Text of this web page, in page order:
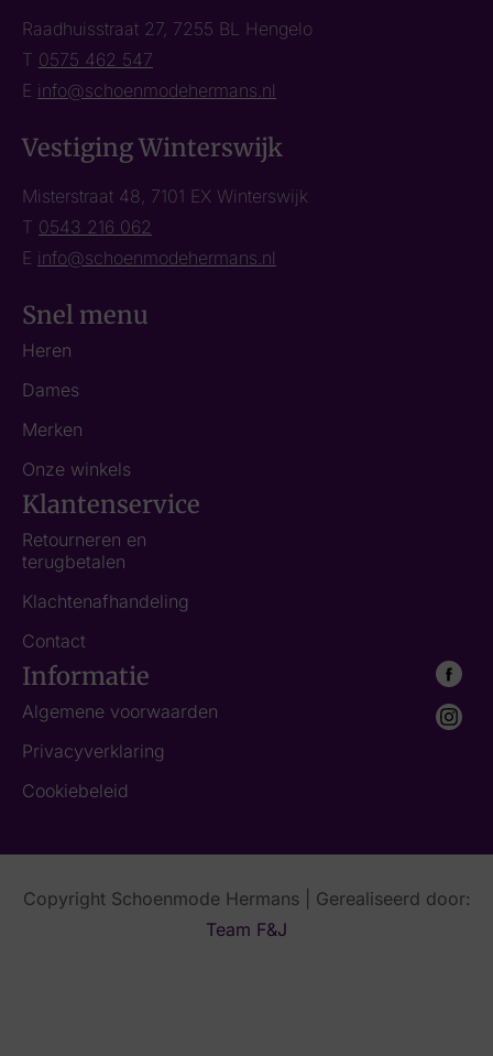
Raadhuisstraat 27, 7255 BL Hengelo
T 0575 462 547
E info@schoenmodehermans.nl
Vestiging Winterswijk
Misterstraat 48, 7101 EX Winterswijk
T 0543 216 062
E info@schoenmodehermans.nl
Snel menu
Heren
Dames
Merken
Onze winkels
Klantenservice
Retourneren en
terugbetalen
Klachtenafhandeling
Contact
Informatie
Algemene voorwaarden
Privacyverklaring
Cookiebeleid
Copyright Schoenmode Hermans | Gerealiseerd door:
Team F&J